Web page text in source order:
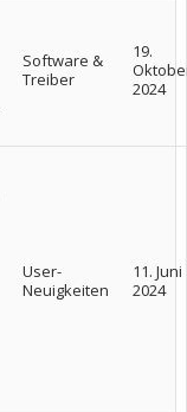
Software &
Treiber
19.
2024
User-
Neuigkeiten
11. Juni
2024